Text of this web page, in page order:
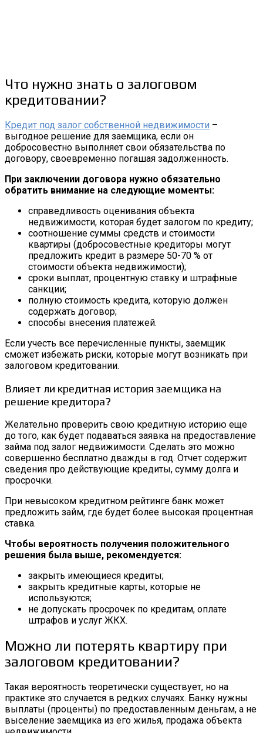
Что нужно знать о залоговом
кредитовании?
Кредит под залог собственной недвижимости –
выгодное решение для заемщика, если он
добросовестно выполняет свои обязательства по
договору, своевременно погашая задолженность.
При заключении договора нужно обязательно
обратить внимание на следующие моменты:
справедливость оценивания объекта
недвижимости, которая будет залогом по кредиту;
соотношение суммы средств и стоимости
квартиры (добросовестные кредиторы могут
предложить кредит в размере 50-70 % от
стоимости объекта недвижимости);
сроки выплат, процентную ставку и штрафные
санкции;
полную стоимость кредита, которую должен
содержать договор;
способы внесения платежей.
Если учесть все перечисленные пункты, заемщик
сможет избежать риски, которые могут возникать при
залоговом кредитовании.
Влияет ли кредитная история заемщика на
решение кредитора?
Желательно проверить свою кредитную историю еще
до того, как будет подаваться заявка на предоставление
займа под залог недвижимости. Сделать это можно
совершенно бесплатно дважды в год. Отчет содержит
сведения про действующие кредиты, сумму долга и
просрочки.
При невысоком кредитном рейтинге банк может
предложить займ, где будет более высокая процентная
ставка.
Чтобы вероятность получения положительного
решения была выше, рекомендуется:
закрыть имеющиеся кредиты;
закрыть кредитные карты, которые не
используются;
не допускать просрочек по кредитам, оплате
штрафов и услуг ЖКХ.
Можно ли потерять квартиру при
залоговом кредитовании?
Такая вероятность теоретически существует, но на
практике это случается в редких случаях. Банку нужны
выплаты (проценты) по предоставленным деньгам, а не
выселение заемщика из его жилья, продажа объекта